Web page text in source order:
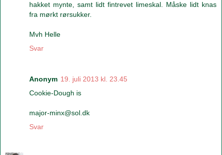
hakket mynte, samt lidt fintrevet limeskal. Måske lidt knas
fra mørkt rørsukker.
Mvh Helle
Svar
Anonym 19. juli 2013 kl. 23.45
Cookie-Dough is
major-minx@sol.dk
Svar